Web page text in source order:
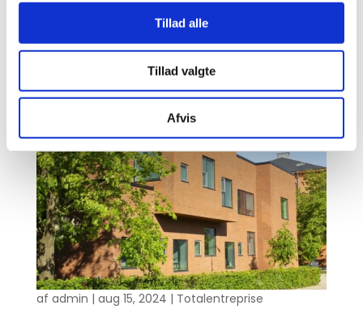
Tillad alle
Tillad valgte
Afvis
af admin | aug 15, 2024 | Totalentreprise
Musikhus til Aalborg Katedralskole TL Byg har i
konkurrence vundet totalentreprisen vedr.
musikhus til Aalborg Katedralskole. Byggeriet
udføres i en naturlig forlængelse af opgaver, som
TL Byg har udført med fokus på...